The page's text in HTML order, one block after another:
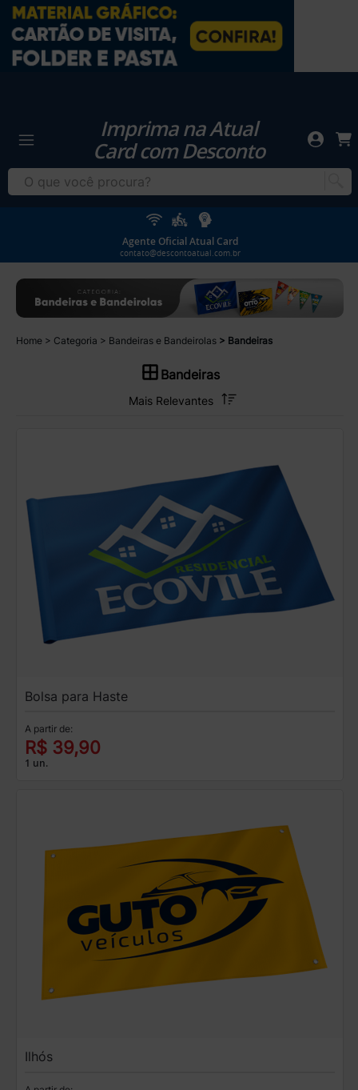
Imprima na Atual
Card com Desconto
Agente Oficial Atual Card
contato@descontoatual.com.br
Home Categoria Bandeiras e Bandeirolas Bandeiras
Bandeiras
Bolsa para Haste
A partir de:
R$ 39,90
1 un.
Ilhós